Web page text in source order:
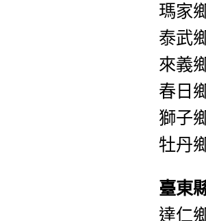
瑪家
泰武
來義
春日
獅子
牡丹
臺東
達仁